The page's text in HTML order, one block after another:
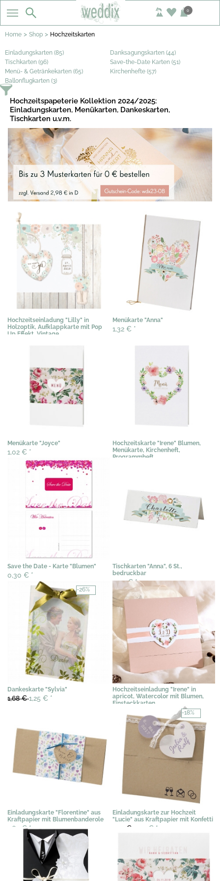
0
Home > Shop > Hochzeitskarten
Einladungskarten (85)
Danksagungskarten (44)
Tischkarten (96)
Save-the-Date Karten (51)
Menü- & Getränkekarten (65)
Kirchenhefte (57)
Ballonflugkarten (3)
Hochzeitspapeterie Kollektion 2024/2025:
Einladungskarten, Menükarten, Dankeskarten,
Tischkarten u.v.m.
Hochzeitseinladung "Lilly" in
Holzoptik, Aufklappkarte mit Pop
Up Effekt, Vintage
Menükarte "Anna"
1,32 € *
Menükarte "Joyce"
1,02 € *
Hochzeitskarte "Irene" Blumen,
Menükarte, Kirchenheft,
Programmheft
Save the Date - Karte "Blumen"
0,30 € *
Tischkarten "Anna", 6 St.,
bedruckbar
3,07 €*
-26%
Dankeskarte "Sylvia"
1,68 €1,25 € *
Hochzeitseinladung "Irene" in
apricot, Watercolor mit Blumen,
Einsteckkarten
Einladungskarte "Florentine" aus
Kraftpapier mit Blumenbanderole
1,63 €*
-18%
Einladungskarte zur Hochzeit
"Lucie" aus Kraftpapier mit Konfetti
2,91 € 2,39 € *